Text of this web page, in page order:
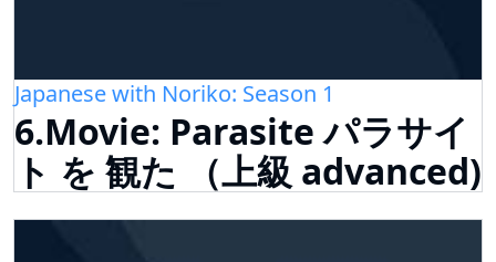
Japanese with Noriko: Season 1
6.Movie: Parasite パラサイ
ト を 観た （上級 advanced)